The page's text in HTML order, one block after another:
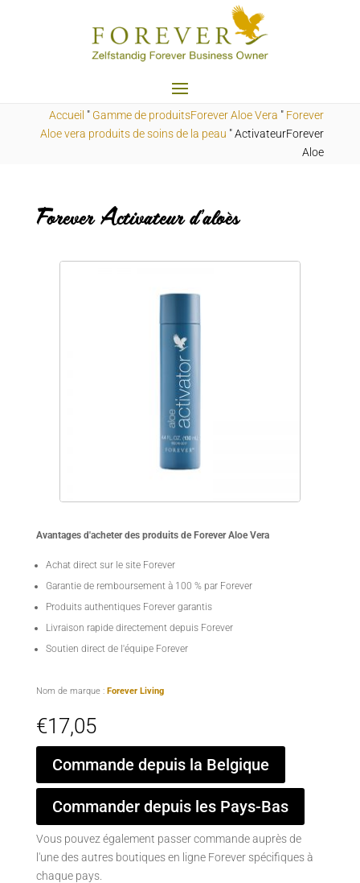
Accueil " Gamme de produitsForever Aloe Vera " Forever
Aloe vera produits de soins de la peau "ActivateurForever
Aloe
Forever Activateur d'aloès
Avantages d'acheter des produits de Forever Aloe Vera
Achat direct sur le site Forever
Garantie de remboursement à 100 % par Forever
Produits authentiques Forever garantis
Livraison rapide directement depuis Forever
Soutien direct de l'équipe Forever
Nom de marque : Forever Living
€17,05
Commande depuis la Belgique
Commander depuis les Pays-Bas
Vous pouvez également passer commande auprès de
l'une des autres boutiques en ligne Forever spécifiques à
chaque pays.